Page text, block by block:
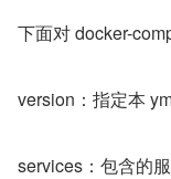
下面对 docker-
version：指定本
services：包含的服